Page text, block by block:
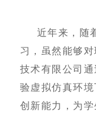
近年来，随
习，虽然能够
技术有限公司
验虚拟仿真环
创新能力，为